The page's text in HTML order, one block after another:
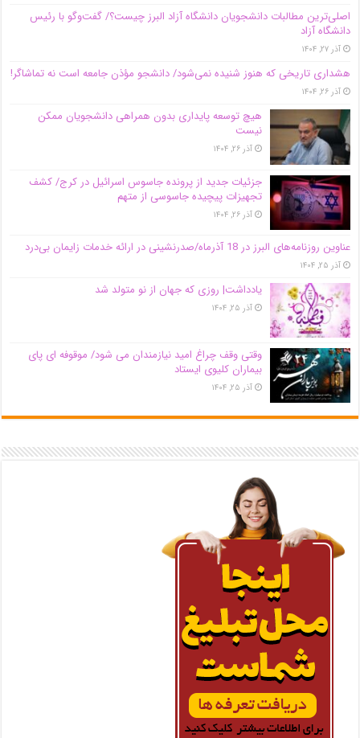
اصلی‌ترین مطالبات دانشجویان دانشگاه آزاد البرز چیست؟/ گفت‌وگو با رئیس
دانشگاه آز‌اد
آذر ۲۷, ۱۴۰۴
هشداری تاریخی که هنوز شنیده نمی‌شود/ دانشجو مؤذن جامعه است نه تماشاگر!
آذر ۲۶, ۱۴۰۴
هیچ توسعه پایداری بدون همراهی دانشجویان ممکن
نیست
آذر ۲۶, ۱۴۰۴
جزئیات جدید از پرونده جاسوس اسرائیل در کرج/‌ کشف
تجهیزات پیچیده جاسوسی از متهم
آذر ۲۶, ۱۴۰۴
عناوین روزنامه‌های البرز در ‌18 آذرماه/صدرنشینی در ارائه خدمات زایمان بی‌درد
آذر ۲۵, ۱۴۰۴
یادداشت| روزی که جهان از نو متولد شد
آذر ۲۵, ۱۴۰۴
وقتی وقف چراغ امید نیازمندان می شود/ موقوفه ای پای
بیماران کلیوی ایستاد
آذر ۲۵, ۱۴۰۴